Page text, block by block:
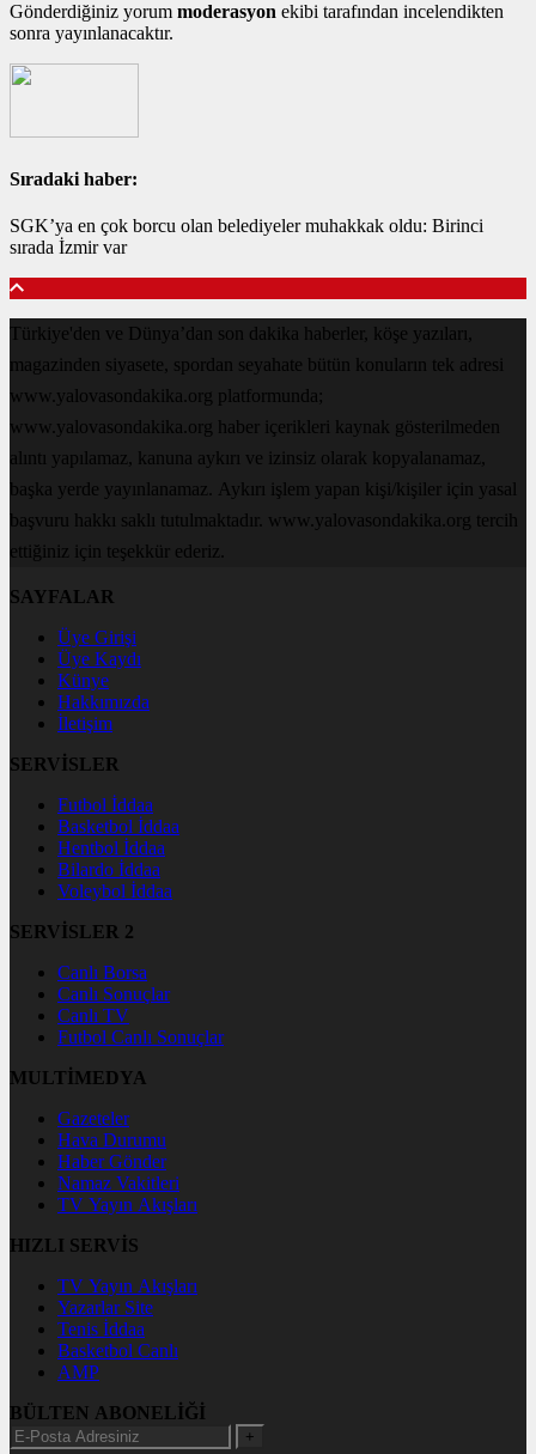
Gönderdiğiniz yorum moderasyon ekibi tarafından incelendikten
sonra yayınlanacaktır.
Sıradaki haber:
SGK’ya en çok borcu olan belediyeler muhakkak oldu: Birinci
sırada İzmir var
Türkiye'den ve Dünya’dan son dakika haberler, köşe yazıları,
magazinden siyasete, spordan seyahate bütün konuların tek adresi
www.yalovasondakika.org platformunda;
www.yalovasondakika.org haber içerikleri kaynak gösterilmeden
alıntı yapılamaz, kanuna aykırı ve izinsiz olarak kopyalanamaz,
başka yerde yayınlanamaz. Aykırı işlem yapan kişi/kişiler için yasal
başvuru hakkı saklı tutulmaktadır. www.yalovasondakika.org tercih
ettiğiniz için teşekkür ederiz.
SAYFALAR
Üye Girişi
Üye Kaydı
Künye
Hakkımızda
İletişim
SERVİSLER
Futbol İddaa
Basketbol İddaa
Hentbol İddaa
Bilardo İddaa
Voleybol İddaa
SERVİSLER 2
Canlı Borsa
Canlı Sonuçlar
Canlı TV
Futbol Canlı Sonuçlar
MULTİMEDYA
Gazeteler
Hava Durumu
Haber Gönder
Namaz Vakitleri
TV Yayın Akışları
HIZLI SERVİS
TV Yayın Akışları
Yazarlar Site
Tenis İddaa
Basketbol Canlı
AMP
BÜLTEN ABONELİĞİ
+